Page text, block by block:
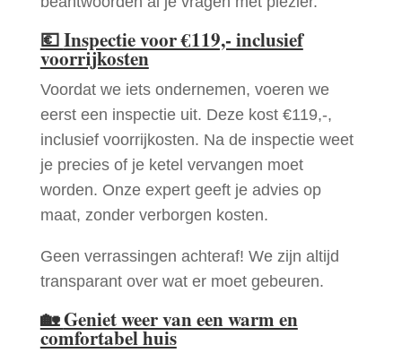
💶Inspectie voor €119,- inclusief
voorrijkosten
Voordat we iets ondernemen, voeren we
eerst een inspectie uit. Deze kost €119,-,
inclusief voorrijkosten. Na de inspectie weet
je precies of je ketel vervangen moet
worden. Onze expert geeft je advies op
maat, zonder verborgen kosten.
Geen verrassingen achteraf! We zijn altijd
transparant over wat er moet gebeuren.
🏡Geniet weer van een warm en
comfortabel huis